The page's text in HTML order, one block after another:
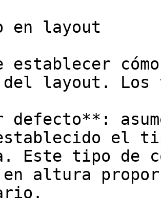
en layout
establecer
del layout. Los
defecto**:
el
Este tipo de
en altura